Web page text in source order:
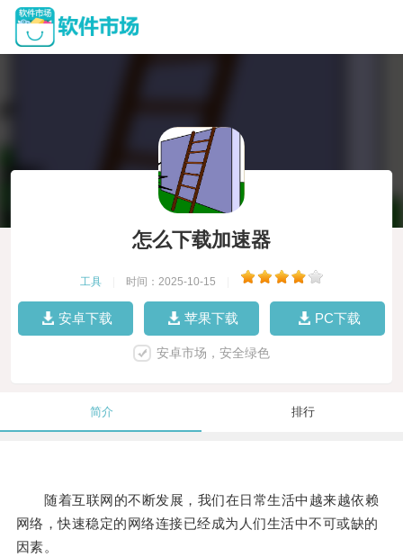
怎么下载加速器
工具 时间：2025-10-15
安卓下载 苹果下载 PC下载
安卓市场，安全绿色
简介 排行
随着互联网的不断发展，我们在日常生活中越来越依赖
网络，快速稳定的网络连接已经成为人们生活中不可或缺的
因素。